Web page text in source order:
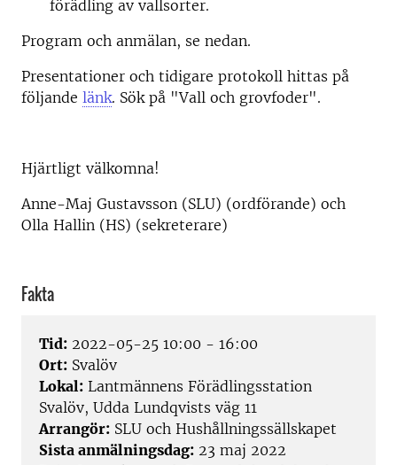
förädling av vallsorter.
Program och anmälan, se nedan.
Presentationer och tidigare protokoll hittas på
följande länk. Sök på "Vall och grovfoder".
Hjärtligt välkomna!
Anne-Maj Gustavsson (SLU) (ordförande) och
Olla Hallin (HS) (sekreterare)
Fakta
Tid: 2022-05-25 10:00 - 16:00
Ort: Svalöv
Lokal: Lantmännens Förädlingsstation
Svalöv, Udda Lundqvists väg 11
Arrangör: SLU och Hushållningssällskapet
Sista anmälningsdag: 23 maj 2022